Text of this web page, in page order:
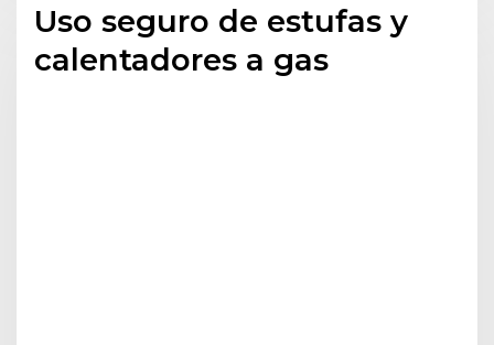
Uso seguro de estufas y
calentadores a gas